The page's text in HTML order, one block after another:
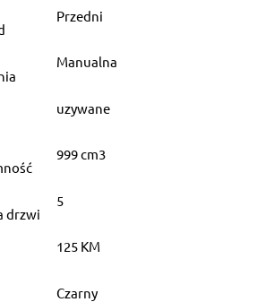
Przedni
Manualna
uzywane
999 cm3
drzwi
5
125 KM
Czarny